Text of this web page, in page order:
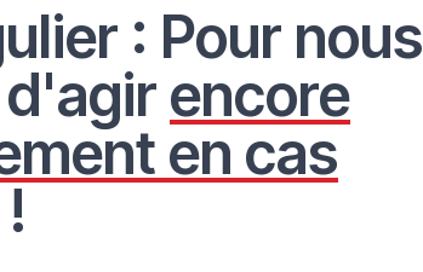
: Pour nous
encore
en cas
!